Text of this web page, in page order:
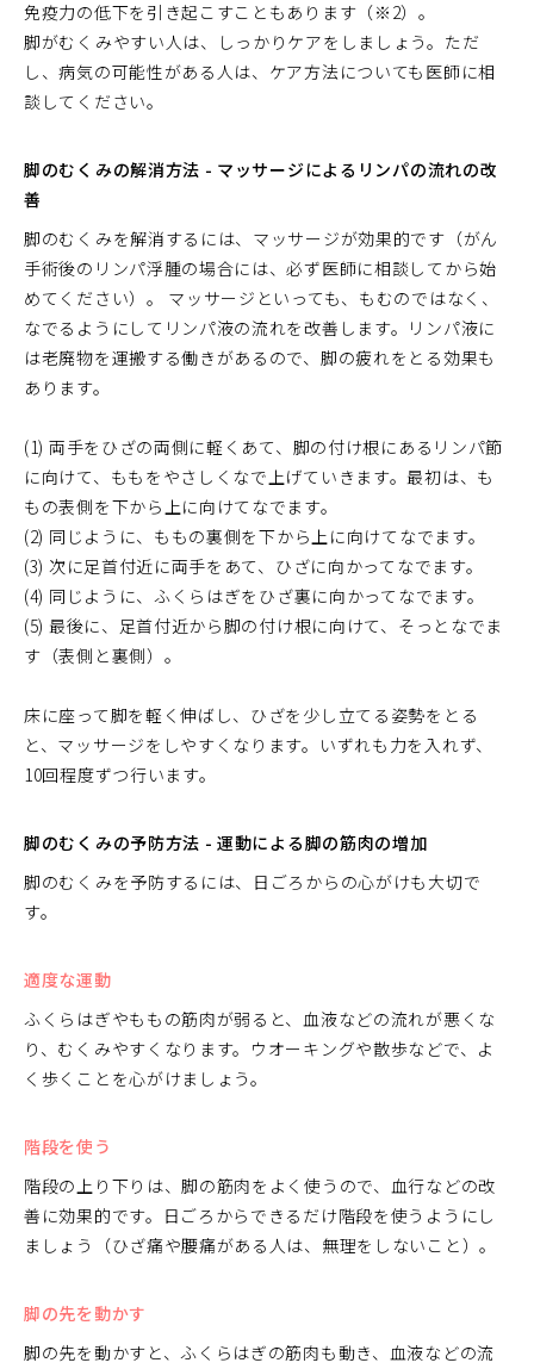
免疫力の低下を引き起こすこともあります（※2）。
脚がむくみやすい人は、しっかりケアをしましょう。ただ
し、病気の可能性がある人は、ケア方法についても医師に相
談してください。
脚のむくみの解消方法 - マッサージによるリンパの流れの改
善
脚のむくみを解消するには、マッサージが効果的です（がん
手術後のリンパ浮腫の場合には、必ず医師に相談してから始
めてください）。 マッサージといっても、もむのではなく、
なでるようにしてリンパ液の流れを改善します。リンパ液に
は老廃物を運搬する働きがあるので、脚の疲れをとる効果も
あります。
(1) 両手をひざの両側に軽くあて、脚の付け根にあるリンパ節
に向けて、ももをやさしくなで上げていきます。最初は、も
もの表側を下から上に向けてなでます。
(2) 同じように、ももの裏側を下から上に向けてなでます。
(3) 次に足首付近に両手をあて、ひざに向かってなでます。
(4) 同じように、ふくらはぎをひざ裏に向かってなでます。
(5) 最後に、足首付近から脚の付け根に向けて、そっとなでま
す（表側と裏側）。
床に座って脚を軽く伸ばし、ひざを少し立てる姿勢をとる
と、マッサージをしやすくなります。いずれも力を入れず、
10回程度ずつ行います。
脚のむくみの予防方法 - 運動による脚の筋肉の増加
脚のむくみを予防するには、日ごろからの心がけも大切で
す。
適度な運動
ふくらはぎやももの筋肉が弱ると、血液などの流れが悪くな
り、むくみやすくなります。ウオーキングや散歩などで、よ
く歩くことを心がけましょう。
階段を使う
階段の上り下りは、脚の筋肉をよく使うので、血行などの改
善に効果的です。日ごろからできるだけ階段を使うようにし
ましょう（ひざ痛や腰痛がある人は、無理をしないこと）。
脚の先を動かす
脚の先を動かすと、ふくらはぎの筋肉も動き、血液などの流